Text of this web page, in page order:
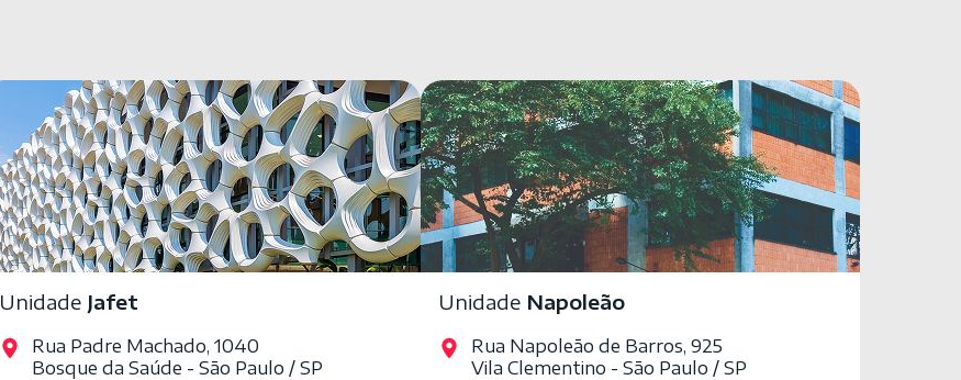
Unidade Jafet
Rua Padre Machado, 1040
Bosque da Saúde - São Paulo / SP
Unidade Napoleão
Rua Napoleão de Barros, 925
Vila Clementino - São Paulo / SP